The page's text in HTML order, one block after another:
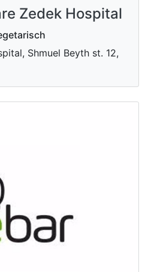
Zedek Hospital
Shmuel Beyth st. 12,